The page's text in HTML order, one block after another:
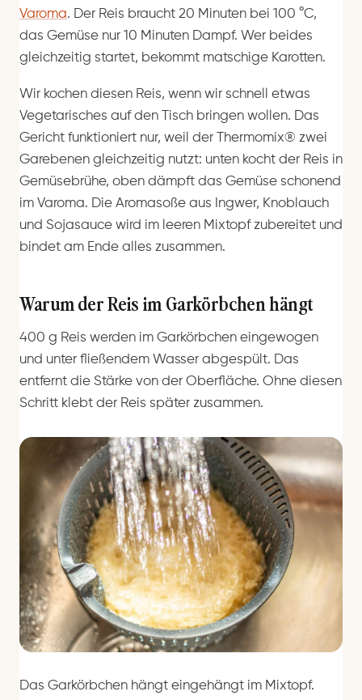
Varoma. Der Reis braucht 20 Minuten bei 100 °C,
das Gemüse nur 10 Minuten Dampf. Wer beides
gleichzeitig startet, bekommt matschige Karotten.
Wir kochen diesen Reis, wenn wir schnell etwas
Vegetarisches auf den Tisch bringen wollen. Das
Gericht funktioniert nur, weil der Thermomix® zwei
Garebenen gleichzeitig nutzt: unten kocht der Reis in
Gemüsebrühe, oben dämpft das Gemüse schonend
im Varoma. Die Aromasoße aus Ingwer, Knoblauch
und Sojasauce wird im leeren Mixtopf zubereitet und
bindet am Ende alles zusammen.
Warum der Reis im Garkörbchen hängt
400 g Reis werden im Garkörbchen eingewogen
und unter fließendem Wasser abgespült. Das
entfernt die Stärke von der Oberfläche. Ohne diesen
Schritt klebt der Reis später zusammen.
Das Garkörbchen hängt eingehängt im Mixtopf.